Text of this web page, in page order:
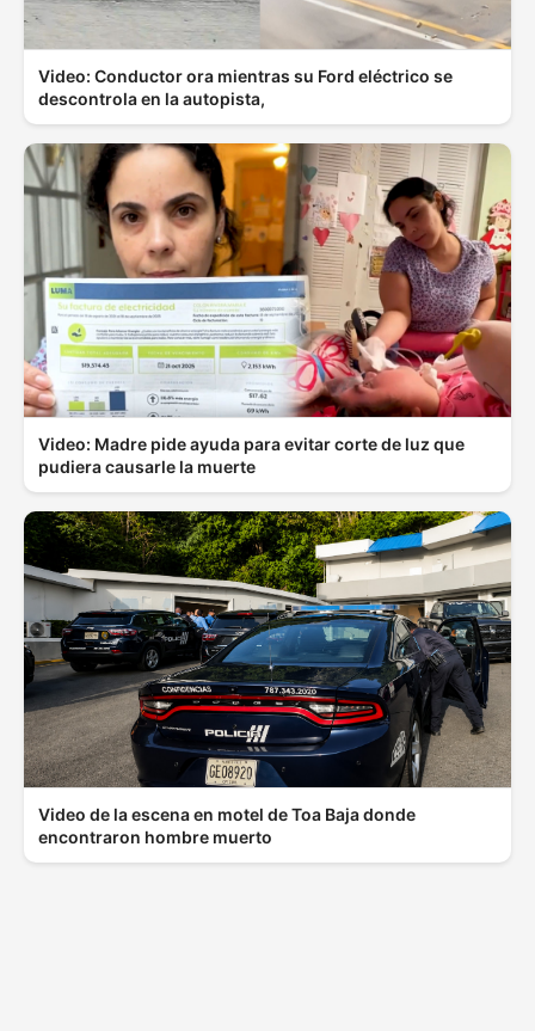
Video: Conductor ora mientras su Ford eléctrico se
descontrola en la autopista,
Video: Madre pide ayuda para evitar corte de luz que
pudiera causarle la muerte
Video de la escena en motel de Toa Baja donde
encontraron hombre muerto